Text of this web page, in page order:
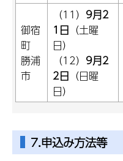
御宿
町
勝浦
市
（11） 9月2
1日 （土曜
日）
（12） 9月2
2日 （日曜
日）
7.申込み方法等